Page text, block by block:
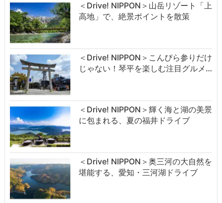
＜Drive! NIPPON＞山岳リゾート「上
高地」で、絶景ポイントを散策
＜Drive! NIPPON＞こんぴら参りだけ
じゃない！琴平を楽しむ注目グルメ…
＜Drive! NIPPON＞輝く海と湖の美景
に包まれる、夏の福井ドライブ
＜Drive! NIPPON＞奥三河の大自然を
堪能する、愛知・三河湖ドライブ